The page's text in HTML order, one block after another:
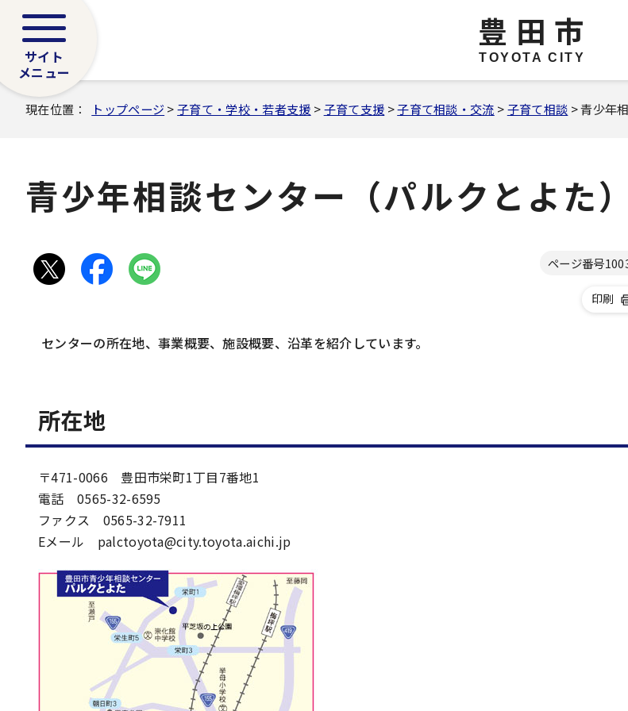
豊田市
TOYOTA CITY
サイト
メニュー
現在位置： トップページ >子育て・学校・若者支援 >子育て支援 >子育て相談・交流 >子育て相談 > 青少年
青少年相談センター（パルクとよた
ページ番号
印刷
センターの所在地、事業概要、施設概要、沿革を紹介しています。
所在地
〒471-0066 豊田市栄町1丁目7番地1
電話 0565-32-6595
ファクス 0565-32-7911
Eメール palctoyota@city.toyota.aichi.jp